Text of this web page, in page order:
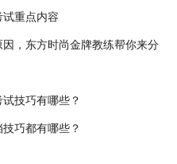
重点内容
，东方时尚金牌教练帮你来分
技巧有哪些？
巧都有哪些？